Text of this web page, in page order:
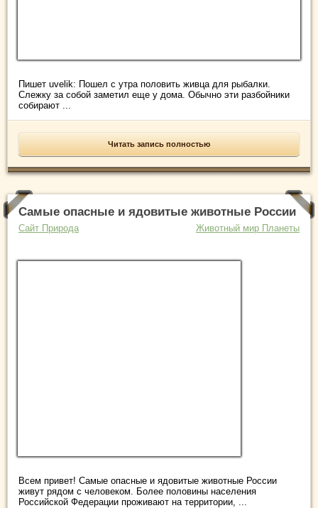
Пишет uvelik: Пошел с утра половить живца для рыбалки.
Слежку за собой заметил еще у дома. Обычно эти разбойники
собирают ...
Читать запись полностью
Самые опасные и ядовитые животные России
Сайт Природа Животный мир Планеты
Всем привет! Самые опасные и ядовитые животные России
живут рядом с человеком. Более половины населения
Российской Федерации проживают на территории, ...